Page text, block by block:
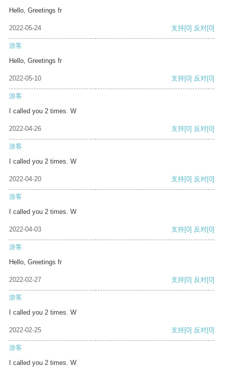
Hello, Greetings fr
2022-05-24 支持[0] 反对[0]
游客
Hello, Greetings fr
2022-05-10 支持[0] 反对[0]
游客
I called you 2 times. W
2022-04-26 支持[0] 反对[0]
游客
I called you 2 times. W
2022-04-20 支持[0] 反对[0]
游客
I called you 2 times. W
2022-04-03 支持[0] 反对[0]
游客
Hello, Greetings fr
2022-02-27 支持[0] 反对[0]
游客
I called you 2 times. W
2022-02-25 支持[0] 反对[0]
游客
I called you 2 times. W